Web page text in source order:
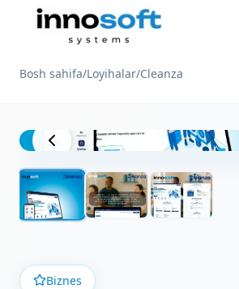
Bosh sahifa/Loyihalar/Cleanza
Biznes
Loyiha ko'rinishi